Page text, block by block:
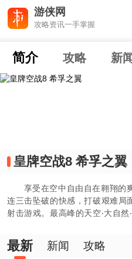
游侠网
攻略资讯一手掌握
简介 攻略 新
皇牌空战8 希孚之翼
享受在空中自由自在翱翔的
连三击坠破的快感，打破艰难局
射击游戏。最高峰的天空‧大自
最新 新闻 攻略